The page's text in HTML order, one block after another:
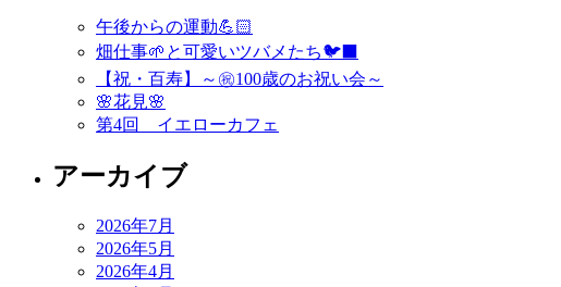
午後からの運動💪🏻
畑仕事🌱と可愛いツバメたち🐦‍⬛
【祝・百寿】～㊗️100歳のお祝い会～
🌸花見🌸
第4回 イエローカフェ
アーカイブ
2026年7月
2026年5月
2026年4月